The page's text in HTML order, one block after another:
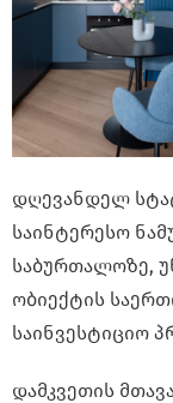
დღევანდელ
საინტერესო
საბურთალოზე,
ობიექტის
საინვესტიციო
დამკვეთის